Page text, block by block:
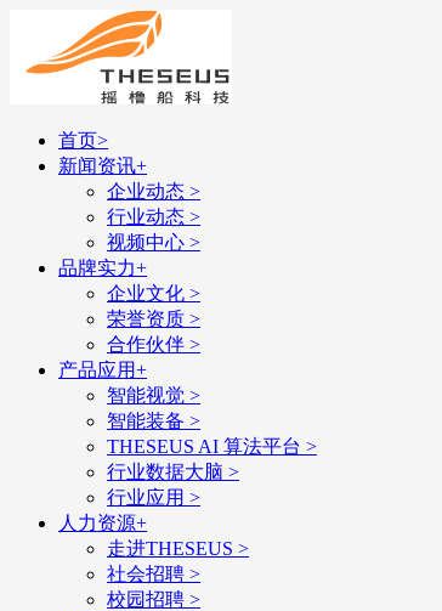
首页>
新闻资讯+
企业动态 >
行业动态 >
视频中心 >
品牌实力+
企业文化 >
荣誉资质 >
合作伙伴 >
产品应用+
智能视觉 >
智能装备 >
THESEUS AI 算法平台 >
行业数据大脑 >
行业应用 >
人力资源+
走进THESEUS >
社会招聘 >
校园招聘 >